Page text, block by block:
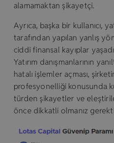
alamamaktan şikayetçi.
Ayrıca, başka bir kullanıcı,
tarafından yapılan yanlış
ciddi finansal kayıplar
Yatırım danışmanlarının
hatalı işlemler açması,
profesyonelliği konusunda
türden şikayetler ve
önce dikkatli olmanız